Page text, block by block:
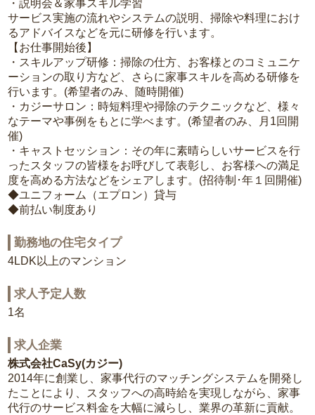
・説明会＆家事スキル学習
サービス実施の流れやシステムの説明、掃除や料理におけ
るアドバイスなどを元に研修を行います。
【お仕事開始後】
・スキルアップ研修：掃除の仕方、お客様とのコミュニケ
ーションの取り方など、さらに家事スキルを高める研修を
行います。(希望者のみ、随時開催)
・カジーサロン：時短料理や掃除のテクニックなど、様々
なテーマや事例をもとに学べます。(希望者のみ、月1回開
催)
・キャストセッション：その年に素晴らしいサービスを行
ったスタッフの皆様をお呼びして表彰し、お客様への満足
度を高める方法などをシェアします。(招待制･年１回開催)
◆ユニフォーム（エプロン）貸与
◆前払い制度あり
勤務地の住宅タイプ
4LDK以上のマンション
求人予定人数
1名
求人企業
株式会社CaSy(カジー)
2014年に創業し、家事代行のマッチングシステムを開発し
たことにより、スタッフへの高時給を実現しながら、家事
代行のサービス料金を大幅に減らし、業界の革新に貢献。